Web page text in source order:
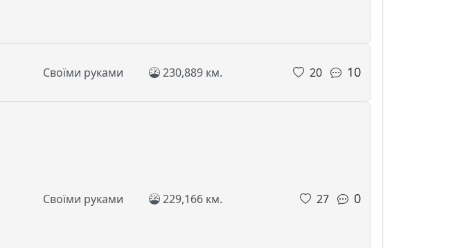
Своїми руками 230,889 км. 20 10
Своїми руками 229,166 км. 27 0